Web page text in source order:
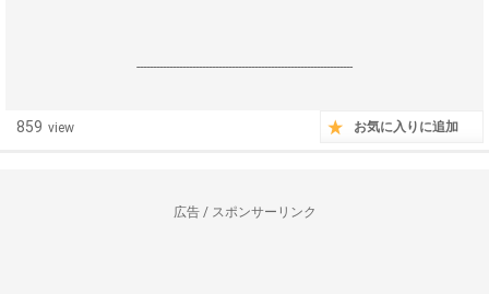
------------------------------------------------------------------
859 view お気に入りに追加
広告 / スポンサーリンク